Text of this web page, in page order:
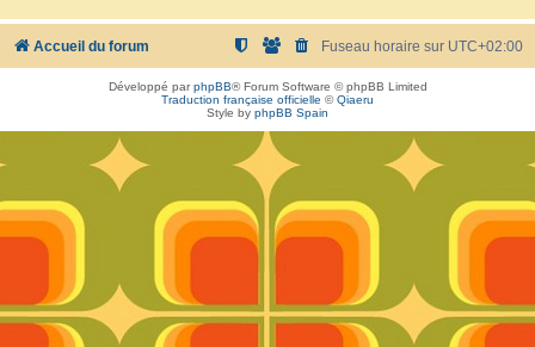
r
c
Accueil du forum Fuseau horaire sur UTC+02:00
Développé parphpBB® Forum Software © phpBB Limited
Traduction française officielle ©Qiaeru
Style by phpBB Spain